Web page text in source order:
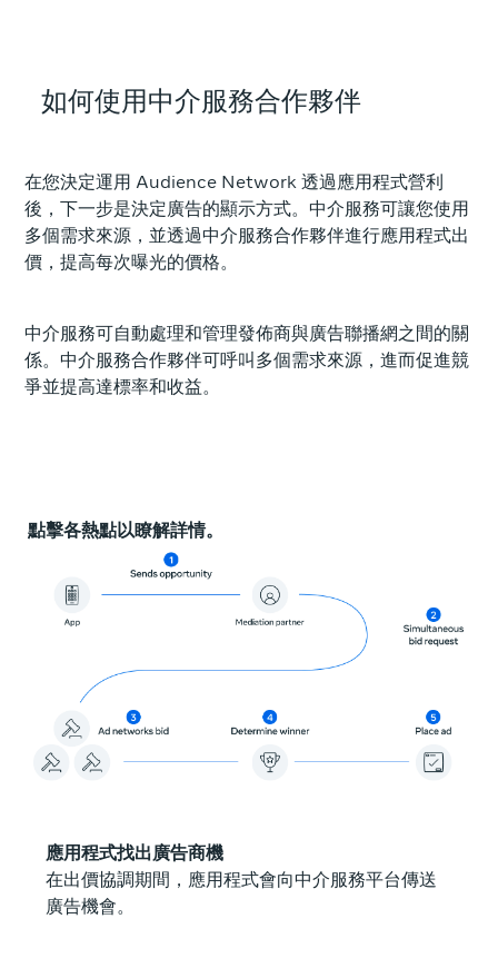
如何使用中介服務合作夥伴
在您決定運用 Audience Network 透過應用程式營利
後，下一步是決定廣告的顯示方式。中介服務可讓您使用
多個需求來源，並透過中介服務合作夥伴進行應用程式出
價，提高每次曝光的價格。
中介服務可自動處理和管理發佈商與廣告聯播網之間的關
係。中介服務合作夥伴可呼叫多個需求來源，進而促進競
爭並提高達標率和收益。
點擊各熱點以瞭解詳情。
應用程式找出廣告商機
在出價協調期間，應用程式會向中介服務平台傳送
廣告機會。